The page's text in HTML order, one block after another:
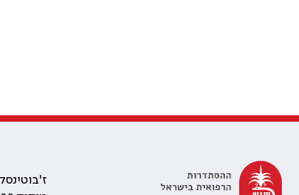
ז'בוטינסקי 35 רמת גן, בניין